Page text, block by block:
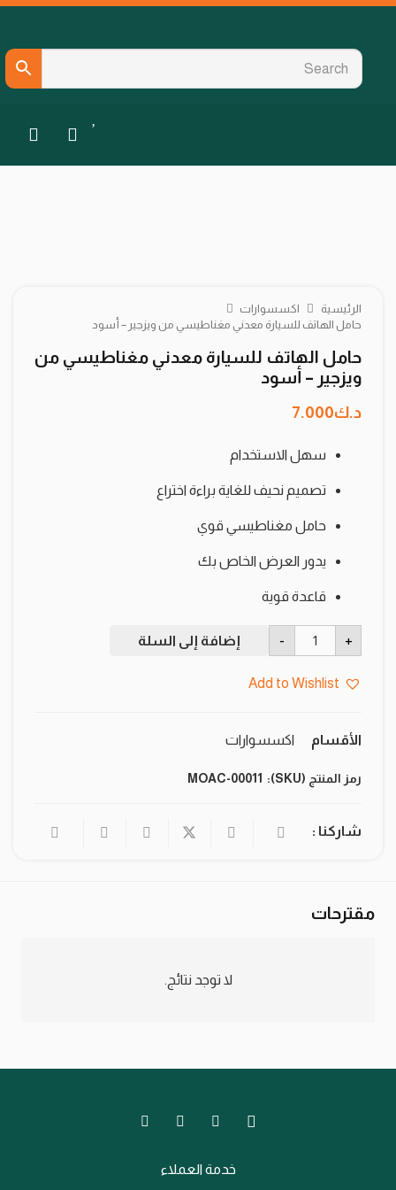
الرئيسية
اكسسوارات
حامل الهاتف للسيارة معدني مغناطيسي من ويزجير – أسود
حامل الهاتف للسيارة معدني مغناطيسي من
ويزجير – أسود
د.ك7.000
سهل الاستخدام
تصميم نحيف للغاية براءة اختراع
حامل مغناطيسي قوي
يدور العرض الخاص بك
قاعدة قوية
-
كمية
حامل
الهاتف
معدني
-
+ إضافة إلى السلة
Add to Wishlist
الأقسام اكسسوارات
رمز المنتج (SKU): MOAC-00011
شاركنا :
مقترحات
لا توجد نتائج.
خدمة العملاء